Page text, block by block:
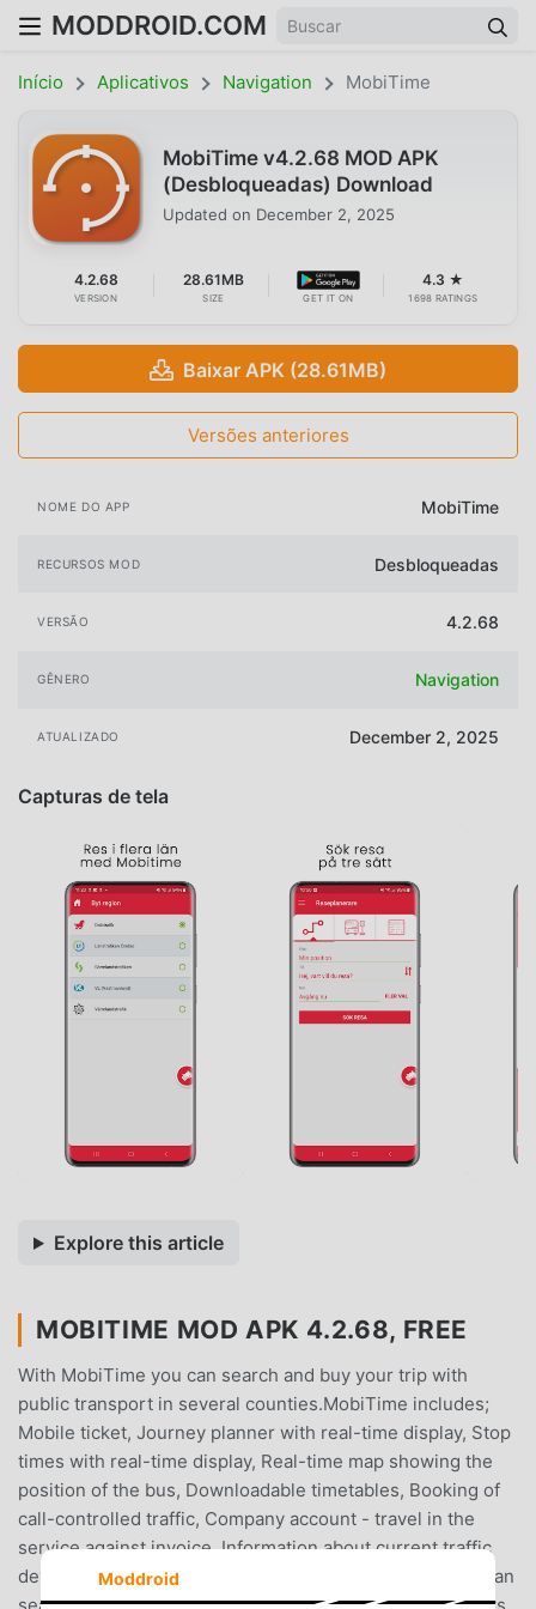
MODDROID.COM
Início Aplicativos Navigation MobiTime
MobiTime v4.2.68 MOD APK
(Desbloqueadas) Download
Updated on December 2, 2025
4.2.68
VERSION
28.61MB
SIZE GET IT ON
4.3 ★
1698 RATINGS
Baixar APK (28.61MB)
Versões anteriores
NOME DO APP MobiTime
RECURSOS MOD Desbloqueadas
VERSÃO 4.2.68
GÊNERO Navigation
ATUALIZADO December 2, 2025
Capturas de tela
Explore this article
MOBITIME MOD APK 4.2.68, FREE
With MobiTime you can search and buy your trip with
public transport in several counties.MobiTime includes;
Mobile ticket, Journey planner with real-time display, Stop
times with real-time display, Real-time map showing the
position of the bus, Downloadable timetables, Booking of
call-controlled traffic, Company account - travel in the
service against invoice, Information about current traffic
deviations and Travel in another county.In the app, you can
Moddroid